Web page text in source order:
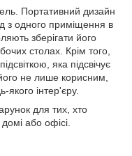
Портативний дизайн
з одного приміщення в
зберігати його
столах. Крім того,
яка підсвічує
не лише корисним,
інтер'єру.
для тих, хто
або офісі.